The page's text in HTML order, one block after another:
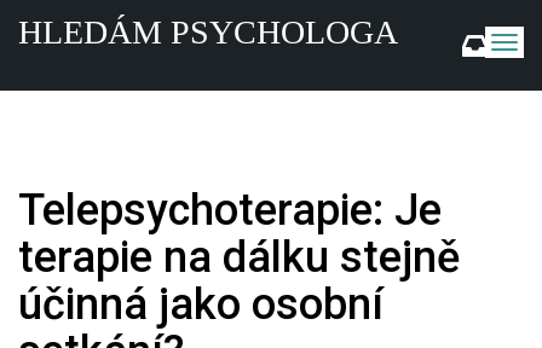
Z
b
HLEDÁM PSYCHOLOGA
Telepsychoterapie: Je
terapie na dálku stejně
účinná jako osobní